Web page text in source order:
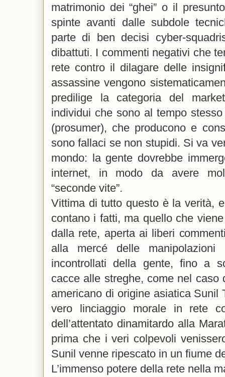
matrimonio dei “ghei” o il
spinte avanti dalle subdole
parte di ben decisi cyber-
dibattuti. I commenti negativi che
rete contro il dilagare delle
assassine vengono
predilige la categoria del
individui che sono al tempo
(prosumer), che producono e
sono fallaci se non stupidi. Si va
mondo: la gente dovrebbe
internet, in modo da avere
“seconde vite”.
Vittima di tutto questo è la verità,
contano i fatti, ma quello che
dalla rete, aperta ai liberi
alla mercé delle
incontrollati della gente, fino a
cacce alle streghe, come nel caso
americano di origine asiatica Sunil
vero linciaggio morale in rete
dell’attentato dinamitardo alla
prima che i veri colpevoli
Sunil venne ripescato in un fiume
L’immenso potere della rete nella